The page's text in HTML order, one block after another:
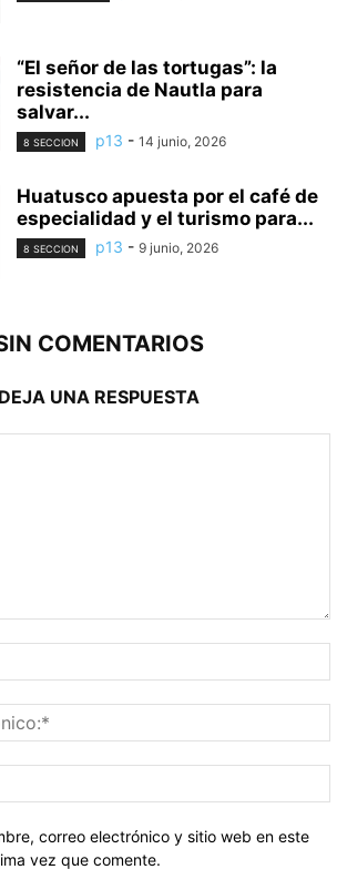
“El señor de las tortugas”: la
resistencia de Nautla para
salvar...
8 SECCION p13 - 14 junio, 2026
Huatusco apuesta por el café de
especialidad y el turismo para...
8 SECCION p13 - 9 junio, 2026
COMENTARIOS
DEJA UNA RESPUESTA
correo electrónico y sitio web en este
vez que comente.